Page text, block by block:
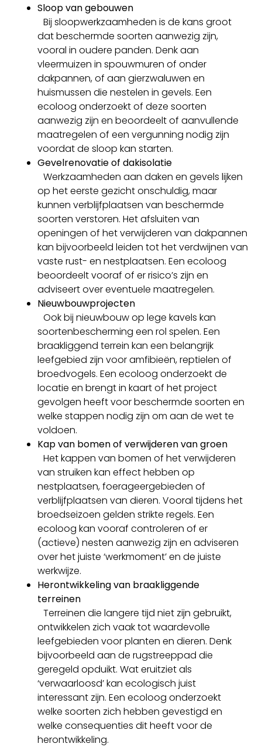
Sloop van gebouwen
Bij sloopwerkzaamheden is de kans groot
dat beschermde soorten aanwezig zijn,
vooral in oudere panden. Denk aan
vleermuizen in spouwmuren of onder
dakpannen, of aan gierzwaluwen en
huismussen die nestelen in gevels. Een
ecoloog onderzoekt of deze soorten
aanwezig zijn en beoordeelt of aanvullende
maatregelen of een vergunning nodig zijn
voordat de sloop kan starten.
Gevelrenovatie of dakisolatie
Werkzaamheden aan daken en gevels lijken
op het eerste gezicht onschuldig, maar
kunnen verblijfplaatsen van beschermde
soorten verstoren. Het afsluiten van
openingen of het verwijderen van dakpannen
kan bijvoorbeeld leiden tot het verdwijnen van
vaste rust- en nestplaatsen. Een ecoloog
beoordeelt vooraf of er risico’s zijn en
adviseert over eventuele maatregelen.
Nieuwbouwprojecten
Ook bij nieuwbouw op lege kavels kan
soortenbescherming een rol spelen. Een
braakliggend terrein kan een belangrijk
leefgebied zijn voor amfibieën, reptielen of
broedvogels. Een ecoloog onderzoekt de
locatie en brengt in kaart of het project
gevolgen heeft voor beschermde soorten en
welke stappen nodig zijn om aan de wet te
voldoen.
Kap van bomen of verwijderen van groen
Het kappen van bomen of het verwijderen
van struiken kan effect hebben op
nestplaatsen, foerageergebieden of
verblijfplaatsen van dieren. Vooral tijdens het
broedseizoen gelden strikte regels. Een
ecoloog kan vooraf controleren of er
(actieve) nesten aanwezig zijn en adviseren
over het juiste ‘werkmoment’ en de juiste
werkwijze.
Herontwikkeling van braakliggende
terreinen
Terreinen die langere tijd niet zijn gebruikt,
ontwikkelen zich vaak tot waardevolle
leefgebieden voor planten en dieren. Denk
bijvoorbeeld aan de rugstreeppad die
geregeld opduikt. Wat eruitziet als
‘verwaarloosd’ kan ecologisch juist
interessant zijn. Een ecoloog onderzoekt
welke soorten zich hebben gevestigd en
welke consequenties dit heeft voor de
herontwikkeling.